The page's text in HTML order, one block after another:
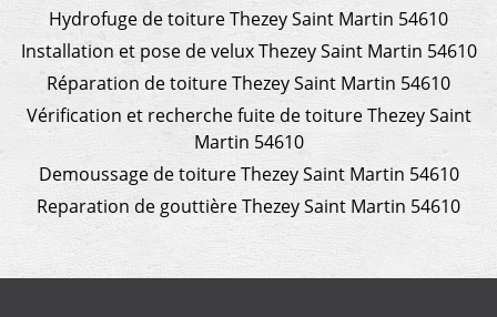
Hydrofuge de toiture Thezey Saint Martin 54610
Installation et pose de velux Thezey Saint Martin 54610
Réparation de toiture Thezey Saint Martin 54610
Vérification et recherche fuite de toiture Thezey Saint
Martin 54610
Demoussage de toiture Thezey Saint Martin 54610
Reparation de gouttière Thezey Saint Martin 54610